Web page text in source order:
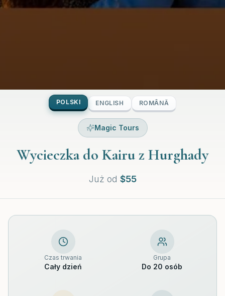
POLSKI ENGLISH ROMÂNĂ
Magic Tours
Wycieczka do Kairu z Hurghady
Już od $55
Czas trwania
Cały dzień
Grupa
Do 20 osób